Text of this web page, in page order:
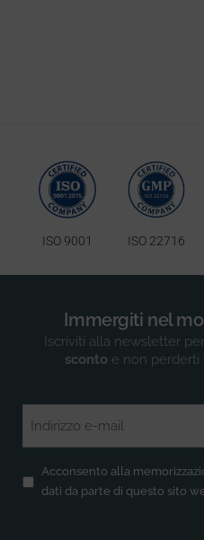
ISO 9001 ISO 22716
Immergiti nel
Iscriviti alla newsletter
scontoe non perderti
Privacy(Obbligatorio)
Acconsento alla
dati da parte di questo sito